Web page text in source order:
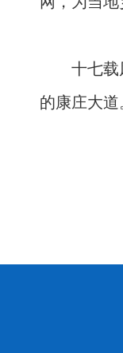
十七载
的康庄大道